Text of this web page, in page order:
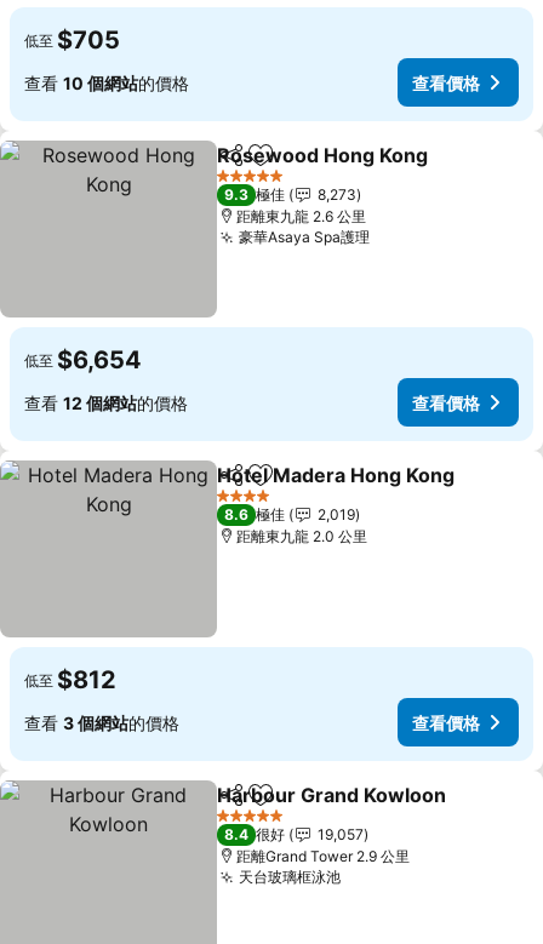
低至 $705
查看 10 個網站的價格 查看價格
分享 放到收藏夾
Rosewood Hong Kong
5 星級
9.3 極佳
8,273
距離東九龍 2.6 公里
豪華Asaya Spa護理
低至 $6,654
查看 12 個網站的價格 查看價格
分享 放到收藏夾
Hotel Madera Hong Kong
4 星級
8.6 極佳
2,019
距離東九龍 2.0 公里
低至 $812
查看 3 個網站的價格 查看價格
分享 放到收藏夾
Harbour Grand Kowloon
5 星級
8.4 很好
19,057
距離Grand Tower 2.9 公里
天台玻璃框泳池